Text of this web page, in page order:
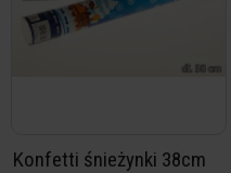
Konfetti śnieżynki 38cm